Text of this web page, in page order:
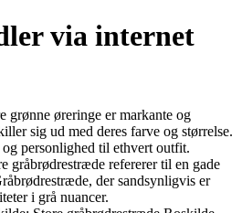
via internet
grønne øreringe er markante og
sig ud med deres farve og størrelse.
personlighed til ethvert outfit.
gråbrødrestræde refererer til en gade
der sandsynligvis er
i grå nuancer.